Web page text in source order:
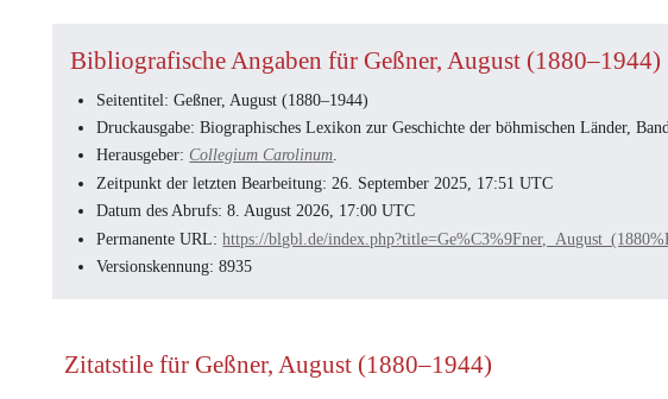
Bibliografische Angaben für Geßner, August (1880–1944)
Seitentitel: Geßner, August (1880–1944)
Druckausgabe: Biographisches Lexikon zur Geschichte der böhmischen Länder,
Herausgeber:Collegium Carolinum.
Zeitpunkt der letzten Bearbeitung: 26. September 2025, 17:51 UTC
Datum des Abrufs: 8. August 2026, 17:00 UTC
Permanente URL:https://blgbl.de/
Versionskennung: 8935
Zitatstile für Geßner, August (1880–1944)